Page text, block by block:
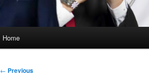
Home
Post
← Previous